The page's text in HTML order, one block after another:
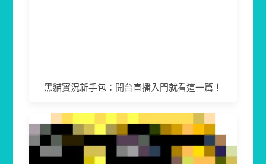
黑貓實況新手包：開台直播入門就看這一篇！